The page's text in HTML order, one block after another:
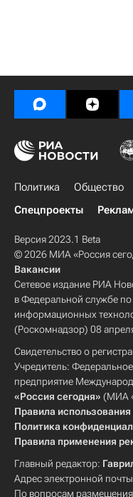
Политика Общество
Спецпроекты
Версия 2023.1 Beta
© 2026 МИА «Россия
Вакансии
Сетевое издание РИА
в Федеральной службе
информационных
(Роскомнадзор) 08
Свидетельство о
Учредитель:
предприятие
«Россия сегодня» (МИА
Правила
Политика
Правила применения
Главный редактор:
Адрес электронной
По вопросам